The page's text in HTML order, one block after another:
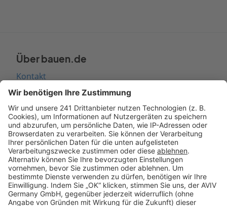
Über bauen.de
Kontakt
Seitenaufbau
Barrierefreiheit
Cookie Einstellungen
Rechtliches
AGB-Übersicht
Datenschutz